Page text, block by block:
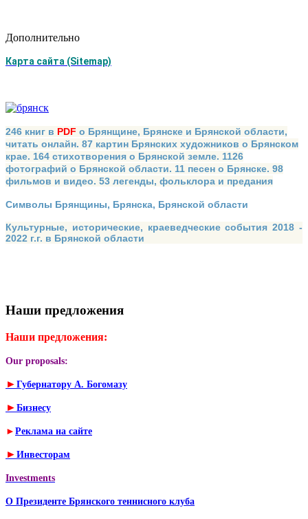
Дополнительно
Карта сайта (Sitemap)
246 книг в PDF о Брянщине, Брянске и Брянской области,
читать онлайн. 87 картин Брянских художников о Брянском
крае. 164 стихотворения о Брянской земле. 1126
фотографий о Брянской области. 11 песен о Брянске. 98
фильмов и видео. 53 легенды, фольклора и предания
Символы Брянщины, Брянска, Брянской области
Культурные, исторические, краеведческие события 2018 -
2022 г.г. в Брянской области
Наши предложения
Наши предложения:
Our proposals:
► Губернатору А. Богомазу
► Бизнесу
► Реклама на сайте
► Инвесторам
Investments
О Президенте Брянского теннисного клуба